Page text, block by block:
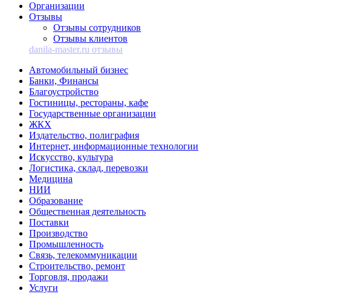
Организации
Отзывы
Отзывы сотрудников
Отзывы клиентов
danila-master.ru отзывы
Автомобильный бизнес
Банки, Финансы
Благоустройство
Гостиницы, рестораны, кафе
Государственные организации
ЖКХ
Издательство, полиграфия
Интернет, информационные технологии
Искусство, культура
Логистика, склад, перевозки
Медицина
НИИ
Образование
Общественная деятельность
Поставки
Производство
Промышленность
Связь, телекоммуникации
Строительство, ремонт
Торговля, продажи
Услуги